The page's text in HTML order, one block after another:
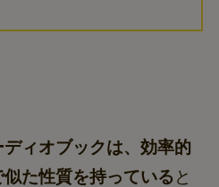
ィオブックは、効率的
た性質を持っていると